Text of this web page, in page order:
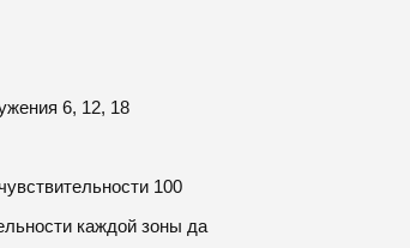
6, 12, 18
100
каждой зоны да